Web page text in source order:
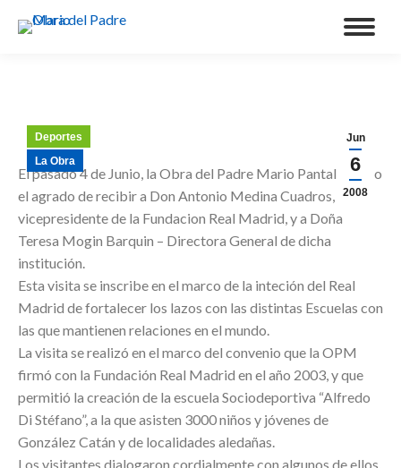
Jun
6
2008
Deportes
La Obra
El pasado 4 de Junio, la Obra del Padre Mario Pantaleo tuvo
el agrado de recibir a Don Antonio Medina Cuadros,
vicepresidente de la Fundacion Real Madrid, y a Doña
Teresa Mogin Barquin – Directora General de dicha
institución.
Esta visita se inscribe en el marco de la inteción del Real
Madrid de fortalecer los lazos con las distintas Escuelas con
las que mantienen relaciones en el mundo.
La visita se realizó en el marco del convenio que la OPM
firmó con la Fundación Real Madrid en el año 2003, y que
permitió la creación de la escuela Sociodeportiva “Alfredo
Di Stéfano”, a la que asisten 3000 niños y jóvenes de
González Catán y de localidades aledañas.
Los visitantes dialogaron cordialmente con algunos de ellos,